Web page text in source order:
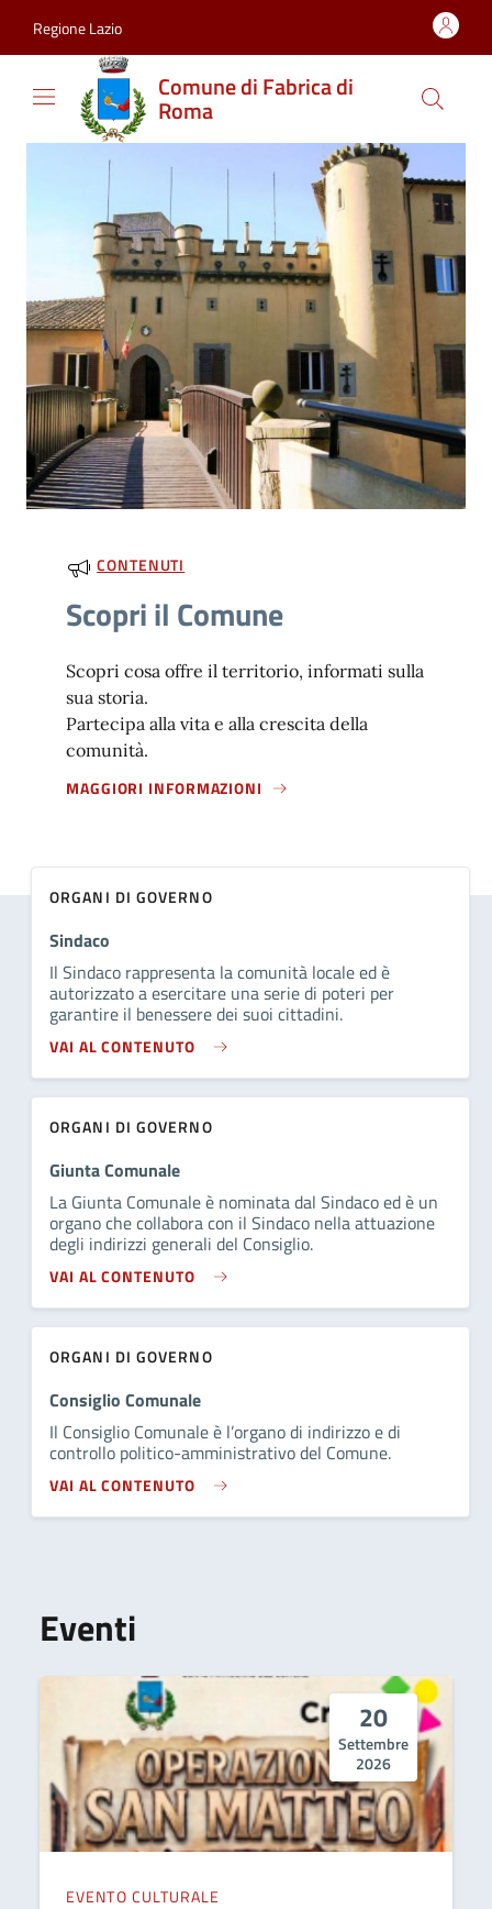
Regione Lazio
Comune di Fabrica di
Roma
CONTENUTI
Scopri il Comune
Scopri cosa offre il territorio, informati sulla
sua storia.
Partecipa alla vita e alla crescita della
comunità.
MAGGIORI INFORMAZIONI
ORGANI DI GOVERNO
Sindaco
Il Sindaco rappresenta la comunità locale ed è
autorizzato a esercitare una serie di poteri per
garantire il benessere dei suoi cittadini.
VAI AL CONTENUTO
ORGANI DI GOVERNO
Giunta Comunale
La Giunta Comunale è nominata dal Sindaco ed è un
organo che collabora con il Sindaco nella attuazione
degli indirizzi generali del Consiglio.
VAI AL CONTENUTO
ORGANI DI GOVERNO
Consiglio Comunale
Il Consiglio Comunale è l’organo di indirizzo e di
controllo politico-amministrativo del Comune.
VAI AL CONTENUTO
Eventi
20
Settembre
2026
EVENTO CULTURALE